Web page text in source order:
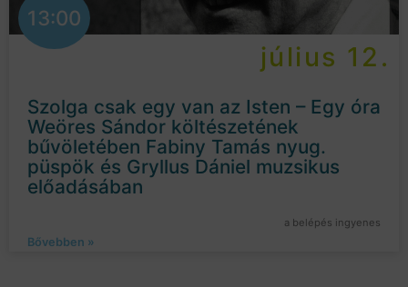
13:00
július 12.
Szolga csak egy van az Isten – Egy óra
Weöres Sándor költészetének
bűvöletében Fabiny Tamás nyug.
püspök és Gryllus Dániel muzsikus
előadásában
a belépés ingyenes
Bővebben »